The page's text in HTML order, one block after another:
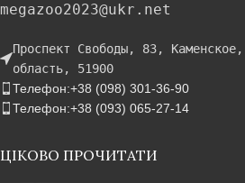
megazoo2023@ukr.net
Проспект Свободы, 83, Каменское,
область, 51900
Телефон:+38 (098) 301-36-90
Телефон:+38 (093) 065-27-14
ЦІКОВО ПРОЧИТАТИ